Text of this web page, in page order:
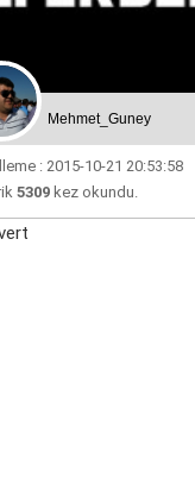
Mehmet_Guney
: 2015-10-21 20:53:58
5309 kez okundu.